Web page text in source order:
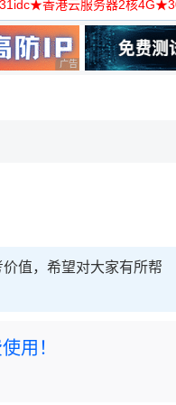
香港云服务器2核
◆
广告 商业广告，理性选择
值，希望对大家有所帮
用！